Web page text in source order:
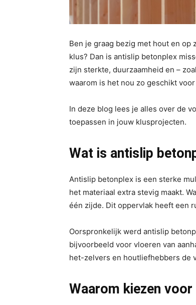
Ben je graag bezig met hout en
klus? Dan is antislip betonplex
zijn sterkte, duurzaamheid en –
waarom is het nou zo geschikt
In deze blog lees je alles over de
toepassen in jouw klusprojecten.
Wat is antislip
Antislip betonplex is een sterke
het materiaal extra stevig maakt.
één zijde. Dit oppervlak heeft een
Oorspronkelijk werd antislip
bijvoorbeeld voor vloeren van
het-zelvers en houtliefhebbers de
Waarom kiezen